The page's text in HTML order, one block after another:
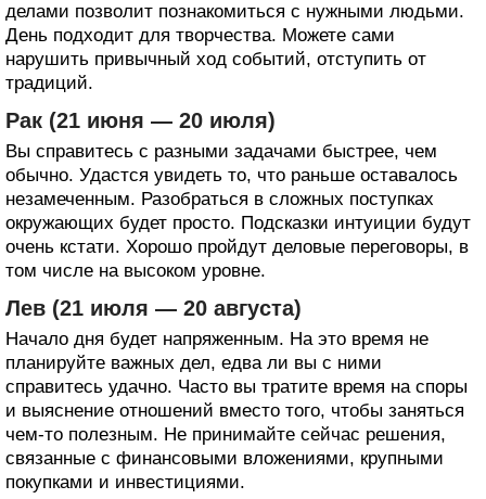
делами позволит познакомиться с нужными людьми.
День подходит для творчества. Можете сами
нарушить привычный ход событий, отступить от
традиций.
Рак (21 июня — 20 июля)
Вы справитесь с разными задачами быстрее, чем
обычно. Удастся увидеть то, что раньше оставалось
незамеченным. Разобраться в сложных поступках
окружающих будет просто. Подсказки интуиции будут
очень кстати. Хорошо пройдут деловые переговоры, в
том числе на высоком уровне.
Лев (21 июля — 20 августа)
Начало дня будет напряженным. На это время не
планируйте важных дел, едва ли вы с ними
справитесь удачно. Часто вы тратите время на споры
и выяснение отношений вместо того, чтобы заняться
чем-то полезным. Не принимайте сейчас решения,
связанные с финансовыми вложениями, крупными
покупками и инвестициями.